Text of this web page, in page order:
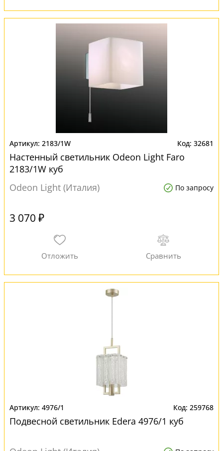
2183/1W 32681
Настенный светильник Odeon Light Faro
2183/1W куб
Odeon Light (Италия)
По запросу
3 070 ₽
4976/1 259768
Подвесной светильник Edera 4976/1 куб